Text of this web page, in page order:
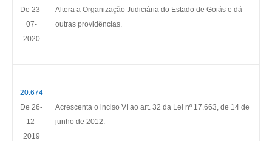
De 23-
07-
2020
Altera a Organização Judiciária do Estado de Goiás e dá
outras providências.
20.674
De 26-
12-
2019
Acrescenta o inciso VI ao art. 32 da Lei nº 17.663, de 14 de
junho de 2012.